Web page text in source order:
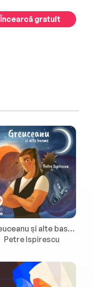
Încearcă gratuit
Greuceanu și alte basme
Petre Ispirescu